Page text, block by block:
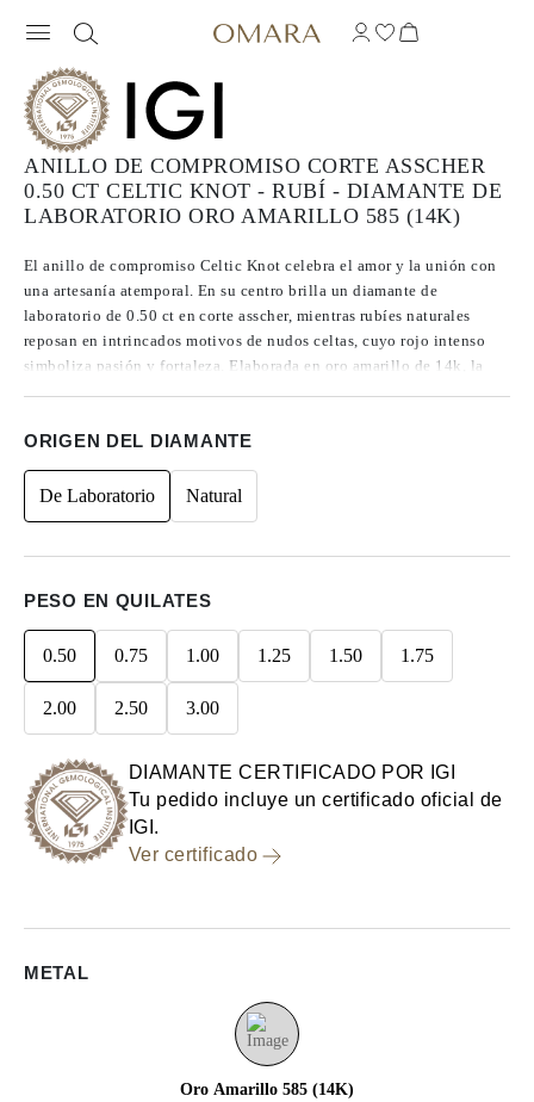
ANILLO DE COMPROMISO CORTE ASSCHER
0.50 CT CELTIC KNOT - RUBÍ - DIAMANTE DE
LABORATORIO ORO AMARILLO 585 (14K)
El anillo de compromiso Celtic Knot celebra el amor y la unión con
una artesanía atemporal. En su centro brilla un diamante de
laboratorio de 0.50 ct en corte asscher, mientras rubíes naturales
reposan en intrincados motivos de nudos celtas, cuyo rojo intenso
simboliza pasión y fortaleza. Elaborada en oro amarillo de 14k, la
historia de amor que perdura.
ORIGEN DEL DIAMANTE
De Laboratorio Natural
PESO EN QUILATES
0.50 0.75 1.00 1.25 1.50 1.75
2.00 2.50 3.00
DIAMANTE CERTIFICADO POR IGI
Tu pedido incluye un certificado oficial de
IGI.
Ver certificado
METAL
Oro Amarillo 585 (14K)